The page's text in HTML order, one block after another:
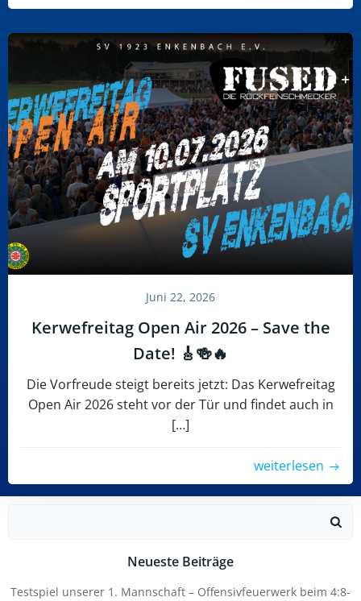
Juni 22, 2026
Kerwefreitag Open Air 2026 – Save the
Date! 🎸🍻🔥
Die Vorfreude steigt bereits jetzt: Das Kerwefreitag
Open Air 2026 steht vor der Tür und findet auch in
[…]
weiterlesen
Neueste Beiträge
Testspiel unserer 1. Mannschaft – Offensivfeuerwerk beim 4:8-